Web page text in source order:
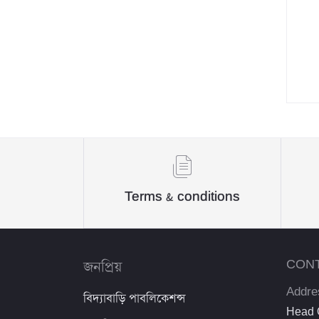
রিদওয়ানুল্লাহ তানিম
Terms & conditions
জনপ্রিয়
বিদ্যাবাড়ি পাবলিকেশন্স
Head